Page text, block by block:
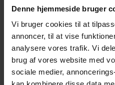
Denne hjemmeside bruger
Vi bruger cookies til at
annoncer, til at vise
analysere vores trafik. Vi
brug af vores website med
sociale medier,
Pga sneen var det svært at se
så ud.
Danmark